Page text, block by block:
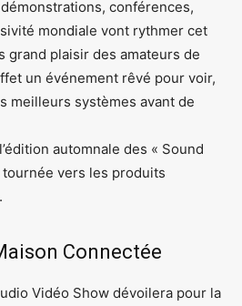
conférences,
mondiale vont rythmer cet
grand plaisir des amateurs de
un événement rêvé pour voir,
meilleurs systèmes avant de
automnale des « Sound
tournée vers les produits
Connectée
Vidéo Show dévoilera pour la